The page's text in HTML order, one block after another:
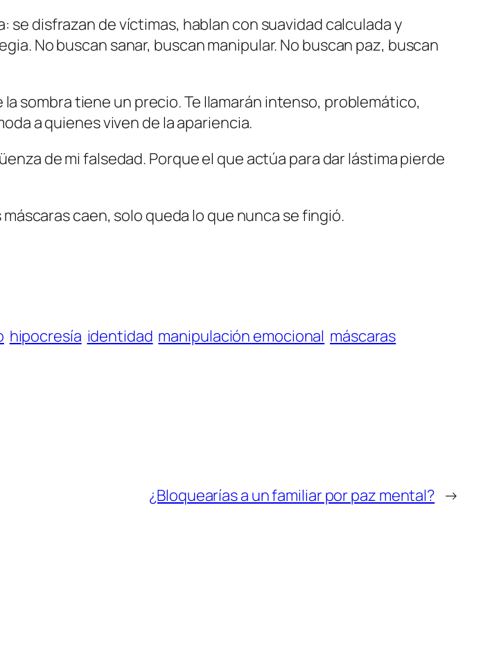
se disfrazan de víctimas, hablan con suavidad calculada y
No buscan sanar, buscan manipular. No buscan paz, buscan
sombra tiene un precio. Te llamarán intenso, problemático,
a quienes viven de la apariencia.
de mi falsedad. Porque el que actúa para dar lástima pierde
caen, solo queda lo que nunca se fingió.
hipocresía identidad manipulación emocional máscaras
¿Bloquearías a un familiar por paz mental? →